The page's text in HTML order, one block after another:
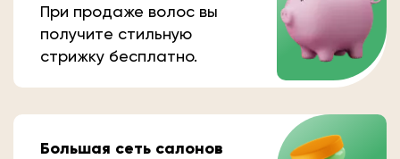
При продаже волос вы
получите стильную
стрижку бесплатно.
Большая сеть салонов